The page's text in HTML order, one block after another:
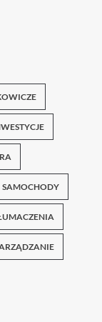
SAMOCHODY